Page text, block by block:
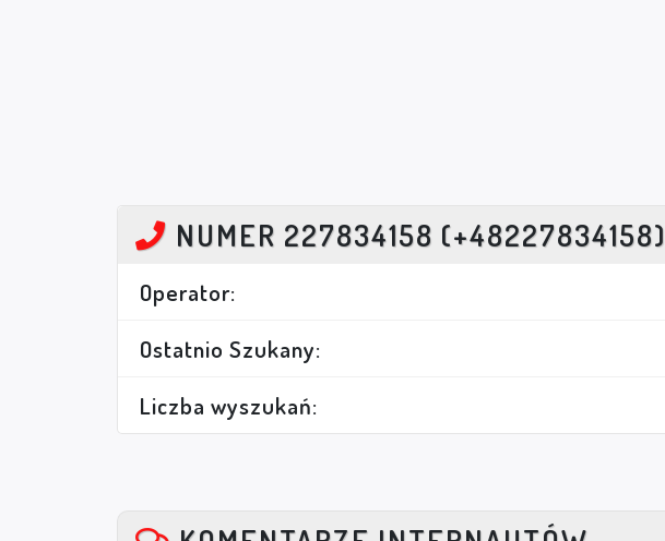
NUMER 227834158 (+48227834158)
Operator:
Ostatnio Szukany:
Liczba wyszukań: